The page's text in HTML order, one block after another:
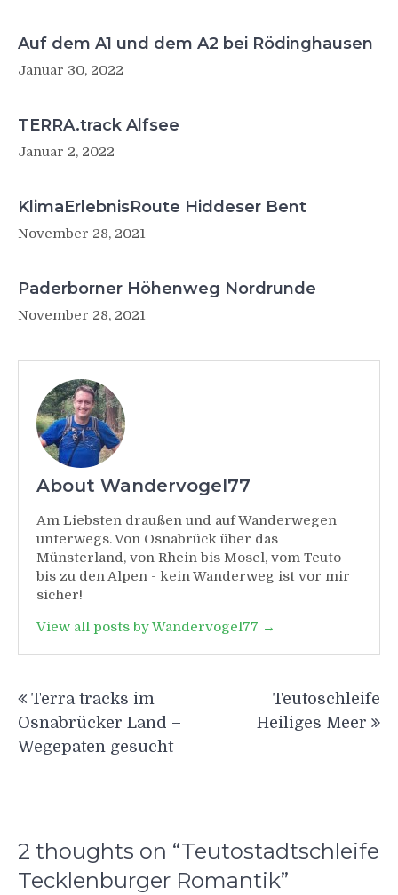
Auf dem A1 und dem A2 bei Rödinghausen
Januar 30, 2022
TERRA.track Alfsee
Januar 2, 2022
KlimaErlebnisRoute Hiddeser Bent
November 28, 2021
Paderborner Höhenweg Nordrunde
November 28, 2021
About Wandervogel77
Am Liebsten draußen und auf Wanderwegen
unterwegs. Von Osnabrück über das
Münsterland, von Rhein bis Mosel, vom Teuto
bis zu den Alpen - kein Wanderweg ist vor mir
sicher!
View all posts by Wandervogel77 →
Terra tracks im
Osnabrücker Land –
Wegepaten gesucht
Teutoschleife
Heiliges Meer
2 thoughts on “Teutostadtschleife
Tecklenburger Romantik”